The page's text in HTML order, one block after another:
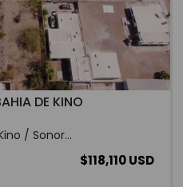
DE KINO
/ Sonor...
$118,110 USD